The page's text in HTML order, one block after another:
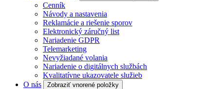
Cenník
Návody a nastavenia
Reklamácie a riešenie sporov
Elektronický záručný list
Nariadenie GDPR
Telemarketing
Nevyžiadané volania
Nariadenie o digitálnych službách
Kvalitatívne ukazovatele služieb
O nás
Zobraziť vnorené položky